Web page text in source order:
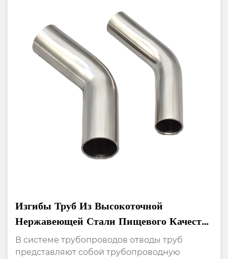
Изгибы Труб Из Высокоточной
Нержавеющей Стали Пищевого Качества
С Радиусом 45°
В системе трубопроводов отводы труб
представляют собой трубопроводную